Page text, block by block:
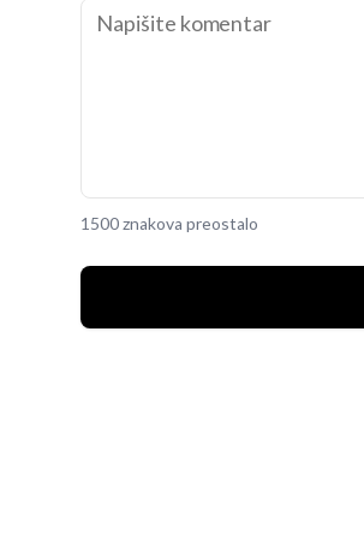
1500 znakova preostalo